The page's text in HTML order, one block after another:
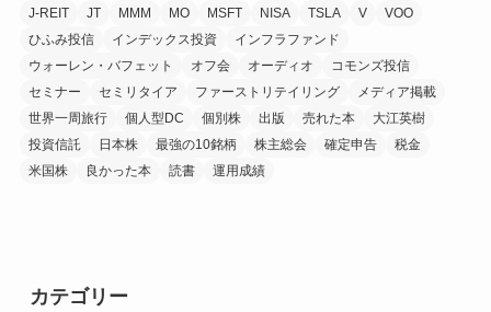
J-REIT
JT MMM MO MSFT NISA TSLA V
VOO
ひふみ投信
インデックス投資
インフラファンド
ウォーレン・バフェット
オフ会 オーディオ
コモンズ投信
セミナー
セミリタイア ファーストリテイリング
メディア掲載
世界一周旅行
個人型DC 個別株 出版 売れた本
大江英樹
投資信託
日本株 最強の10銘柄 株主総会 確定申告
税金
米国株
良かった本 読書 運用成績
カテゴリー